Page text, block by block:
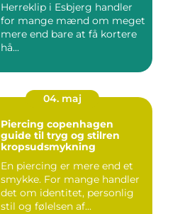
Herreklip i Esbjerg handler
for mange mænd om meget
mere end bare at få kortere
hå...
04. maj
Piercing copenhagen
guide til tryg og stilren
kropsudsmykning
En piercing er mere end et
smykke. For mange handler
det om identitet, personlig
stil og følelsen af...